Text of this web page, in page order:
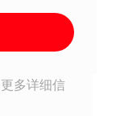
多详细信